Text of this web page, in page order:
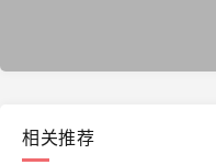
相关推荐